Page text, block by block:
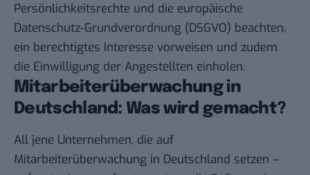
Persönlichkeitsrechte und die europäische
Datenschutz-Grundverordnung (DSGVO) beachten,
ein berechtigtes Interesse vorweisen und zudem
die Einwilligung der Angestellten einholen.
Mitarbeiterüberwachung in
Deutschland: Was wird gemacht?
All jene Unternehmen, die auf
Mitarbeiterüberwachung in Deutschland setzen –